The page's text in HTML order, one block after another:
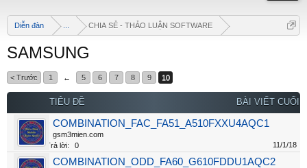
Diễn đàn CHIA SẺ - THẢO LUẬN SOFTWARE
SAMSUNG
< Trước 1 ← 5 6 7 8 9 10
TIÊU ĐỀ BÀI VIẾT CUỐI
COMBINATION_FAC_FA51_A510FXXU4AQC1
gsm3mien.com
Trả lời:
0 11/1/18
COMBINATION_ODD_FA60_G610FDDU1AQC2